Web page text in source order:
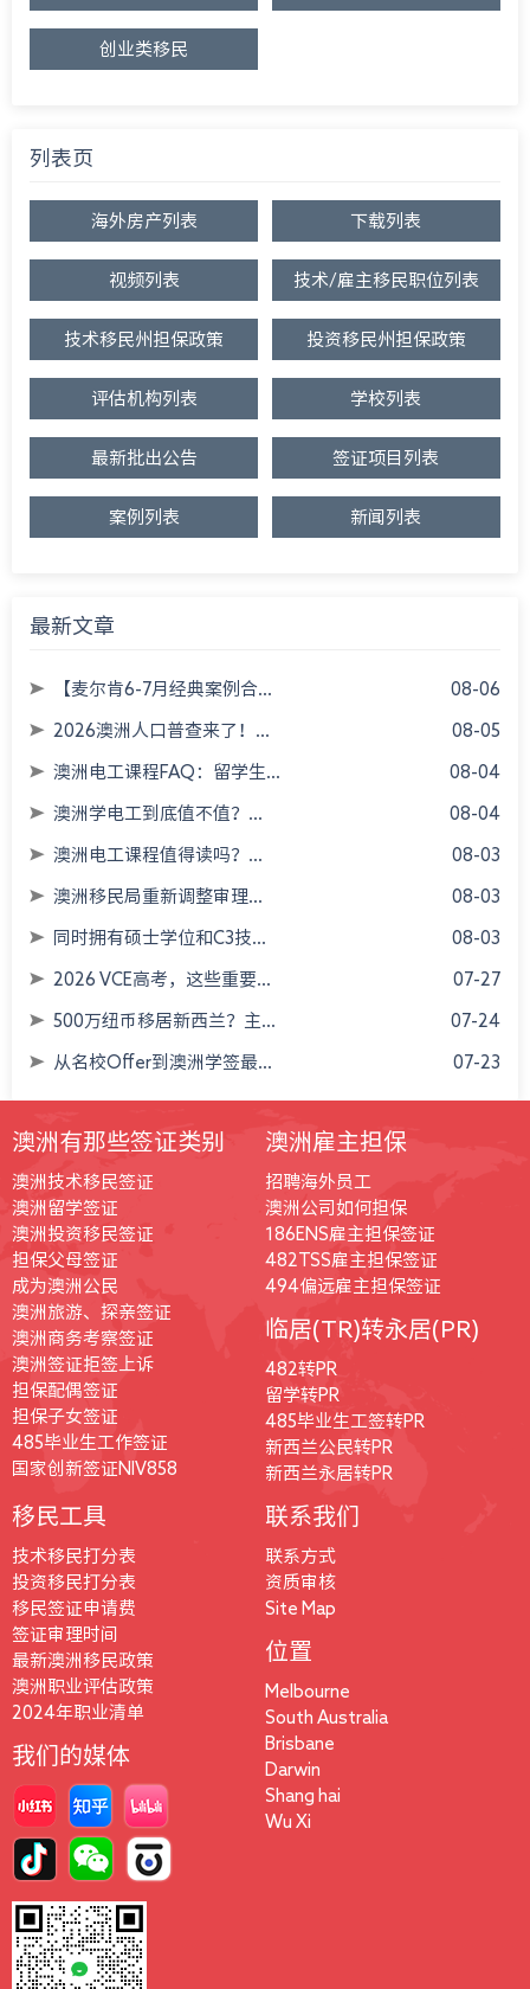
创业类移民
列表页
海外房产列表 下载列表
视频列表 技术/雇主移民职位列表
技术移民州担保政策 投资移民州担保政策
评估机构列表 学校列表
最新批出公告 签证项目列表
案例列表 新闻列表
最新文章
【麦尔肯6-7月经典案例合... 08-06
2026澳洲人口普查来了！... 08-05
澳洲电工课程FAQ：留学生... 08-04
澳洲学电工到底值不值？... 08-04
澳洲电工课程值得读吗？... 08-03
澳洲移民局重新调整审理... 08-03
同时拥有硕士学位和C3技... 08-03
2026 VCE高考，这些重要... 07-27
500万纽币移居新西兰？主... 07-24
从名校Offer到澳洲学签最... 07-23
澳洲有那些签证类别
澳洲技术移民签证
澳洲留学签证
澳洲投资移民签证
担保父母签证
成为澳洲公民
澳洲旅游、探亲签证
澳洲商务考察签证
澳洲签证拒签上诉
担保配偶签证
担保子女签证
485毕业生工作签证
国家创新签证NIV858
澳洲雇主担保
招聘海外员工
澳洲公司如何担保
186ENS雇主担保签证
482TSS雇主担保签证
494偏远雇主担保签证
临居(TR)转永居(PR)
482转PR
留学转PR
485毕业生工签转PR
新西兰公民转PR
新西兰永居转PR
移民工具
技术移民打分表
投资移民打分表
移民签证申请费
签证审理时间
最新澳洲移民政策
澳洲职业评估政策
2024年职业清单
我们的媒体
联系我们
联系方式
资质审核
Site Map
位置
Melbourne
South Australia
Brisbane
Darwin
Shang hai
Wu Xi